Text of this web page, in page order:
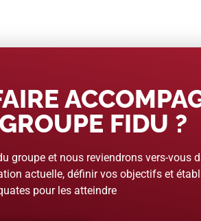
FIDU ?
groupe et nous reviendrons vers-vous
actuelle, définir vos objectifs et
pour les atteindre